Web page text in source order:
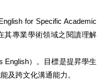
for Specific Academic
其專業學術領域之閱讀理解
English）。目標是提昇學生
及跨文化溝通能力。